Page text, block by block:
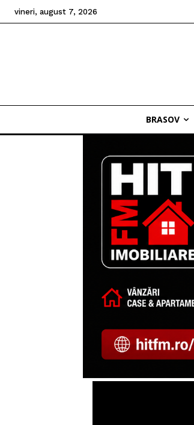
vineri, august 7, 2026
BRASOV